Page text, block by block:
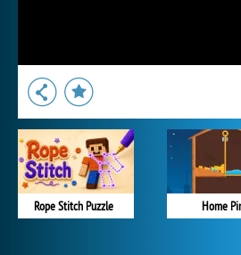
Rope Stitch Puzzle Home